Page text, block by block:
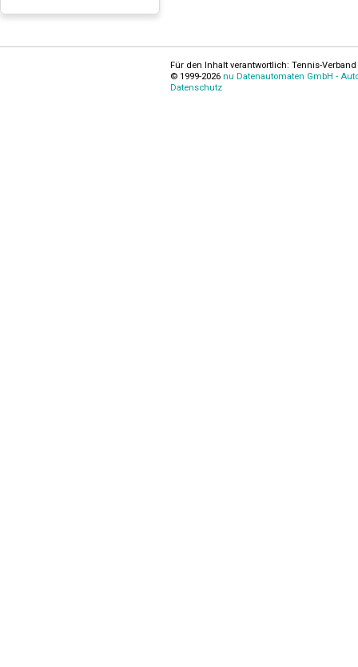
Für den Inhalt verantwortlich: Tennis-
© 1999-2026 nu Datenautomaten GmbH -
Datenschutz